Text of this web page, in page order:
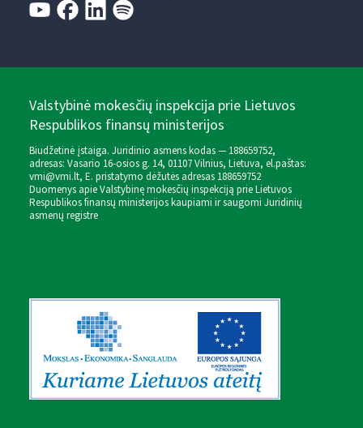
Valstybinė mokesčių inspekcija prie Lietuvos
Respublikos finansų ministerijos
Biudžetinė įstaiga. Juridinio asmens kodas — 188659752,
adresas: Vasario 16-osios g. 14, 01107 Vilnius, Lietuva, el.paštas:
vmi@vmi.lt, E. pristatymo dėžutės adresas 188659752
Duomenys apie Valstybinę mokesčių inspekciją prie Lietuvos
Respublikos finansų ministerijos kaupiami ir saugomi Juridinių
asmenų registre